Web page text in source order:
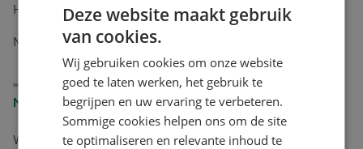
Huidverzorging
Nachtrust
Merken
Wapiti
Deze website maakt gebruik
van cookies.
Wij gebruiken cookies om onze website
goed te laten werken, het gebruik te
begrijpen en uw ervaring te verbeteren.
Sommige cookies helpen ons om de site
te optimaliseren en relevante inhoud te